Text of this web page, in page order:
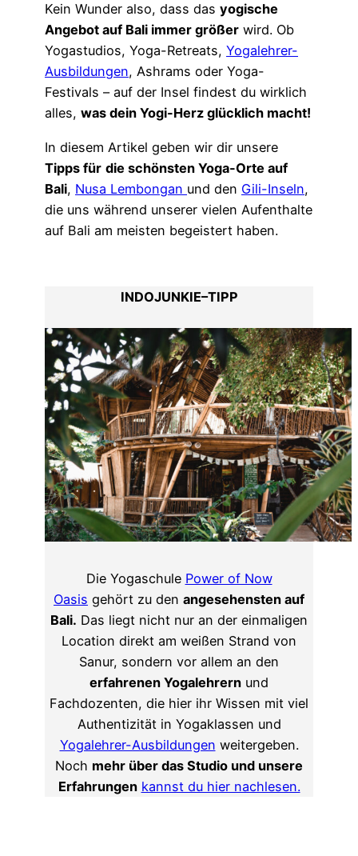
Kein Wunder also, dass das yogische
Angebot auf Bali immer größer wird. Ob
Yogastudios, Yoga-Retreats, Yogalehrer-
Ausbildungen, Ashrams oder Yoga-
Festivals – auf der Insel findest du wirklich
alles, was dein Yogi-Herz glücklich macht!
In diesem Artikel geben wir dir unsere
Tipps für die schönsten Yoga-Orte auf
Bali, Nusa Lembongan und den Gili-Inseln,
die uns während unserer vielen Aufenthalte
auf Bali am meisten begeistert haben.
INDOJUNKIE–TIPP
Die Yogaschule Power of Now
Oasis gehört zu den angesehensten auf
Bali. Das liegt nicht nur an der einmaligen
Location direkt am weißen Strand von
Sanur, sondern vor allem an den
erfahrenen Yogalehrern und
Fachdozenten, die hier ihr Wissen mit viel
Authentizität in Yogaklassen und
Yogalehrer-Ausbildungen weitergeben.
Noch mehr über das Studio und unsere
Erfahrungen kannst du hier nachlesen.